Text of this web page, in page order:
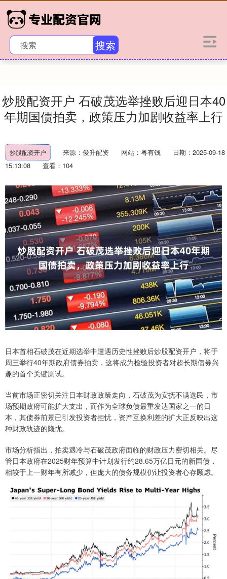
搜索
炒股配资开户 石破茂选举挫败后迎日本40
年期国债拍卖，政策压力加剧收益率上行
炒股配资开户 来源：俊升配资 网站：粤有钱
日期：2025-09-18
15:13:08
查看：104
日本首相石破茂在近期选举中遭遇历史性挫败后炒股配资开户，将于
周三举行40年期政府债券拍卖，这将成为检验投资者对超长期债券兴
趣的首个关键测试。
当前市场正密切关注日本财政政策走向，石破茂为安抚不满选民，市
场预期政府可能扩大支出，而作为全球负债最重发达国家之一的日
本，其债券前景已引发投资者担忧，资产互换利差的扩大正反映出这
种财政轨迹的隐忧。
市场分析指出，拍卖遇冷与石破茂政府面临的财政压力密切相关。尽
管日本政府在2025财年预算中计划发行约28.65万亿日元的新国债，
相较于上一财年有所减少，但庞大的债务规模仍让投资者心存顾虑。